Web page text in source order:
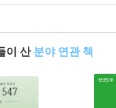
이 산 분야 연관 책